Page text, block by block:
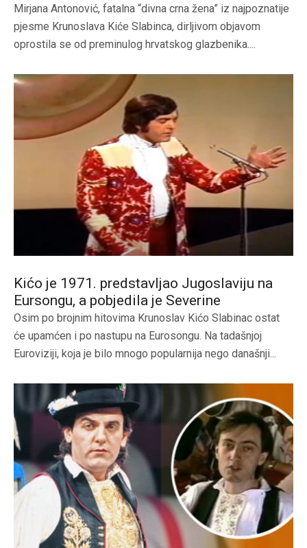
Mirjana Antonović, fatalna “divna crna žena” iz najpoznatije
pjesme Krunoslava Kiće Slabinca, dirljivom objavom
oprostila se od preminulog hrvatskog glazbenika....
Kićo je 1971. predstavljao Jugoslaviju na
Eursongu, a pobjedila je Severine
Osim po brojnim hitovima Krunoslav Kićo Slabinac ostat
će upamćen i po nastupu na Eurosongu. Na tadašnjoj
Euroviziji, koja je bilo mnogo popularnija nego današnji...